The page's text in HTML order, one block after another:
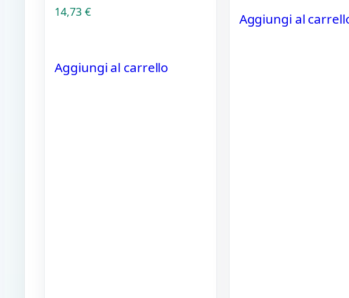
14,73 €
Aggiungi al carrello
Aggiungi al